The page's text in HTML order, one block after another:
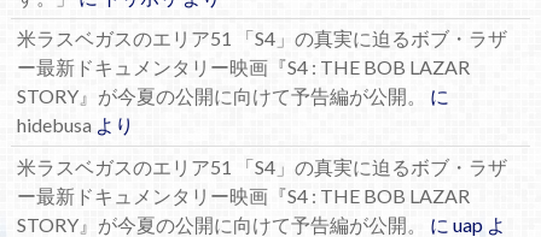
米ラスベガスのエリア51 「S4」の真実に迫るボブ・ラザ
ー最新ドキュメンタリー映画『S4 : THE BOB LAZAR
STORY』が今夏の公開に向けて予告編が公開。
に
hidebusaより
米ラスベガスのエリア51 「S4」の真実に迫るボブ・ラザ
ー最新ドキュメンタリー映画『S4 : THE BOB LAZAR
STORY』が今夏の公開に向けて予告編が公開。
に uapよ